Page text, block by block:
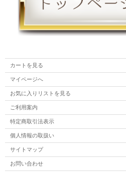
カートを見る
マイページへ
お気に入りリストを見る
ご利用案内
特定商取引法表示
個人情報の取扱い
サイトマップ
お問い合わせ